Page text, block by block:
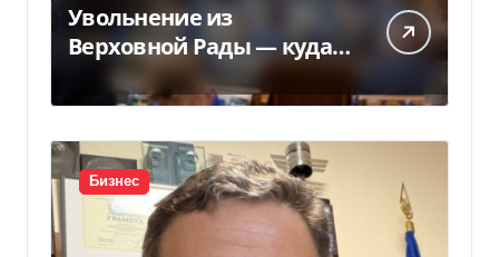
Увольнение из
Верховной Рады — куда
исчез 71 народный
депутат за семь лет
Бизнес